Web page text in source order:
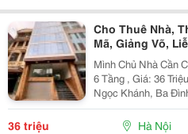
Cho Thuê Nhà,
Mã, Giảng Võ,
Mình Chủ Nhà Cần
6 Tầng , Giá: 36
Ngọc Khánh, Ba
_Vỉa Hè Lớn, Mặt
Ba, Khu Đông Dân
36 triệu Hà Nội